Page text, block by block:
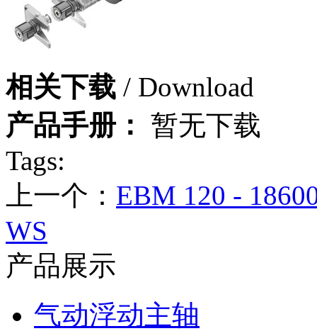
相关下载 / Download
产品手册： 暂无下载
Tags:
上一个： EBM 120 -
WS
产品展示
气动浮动主轴